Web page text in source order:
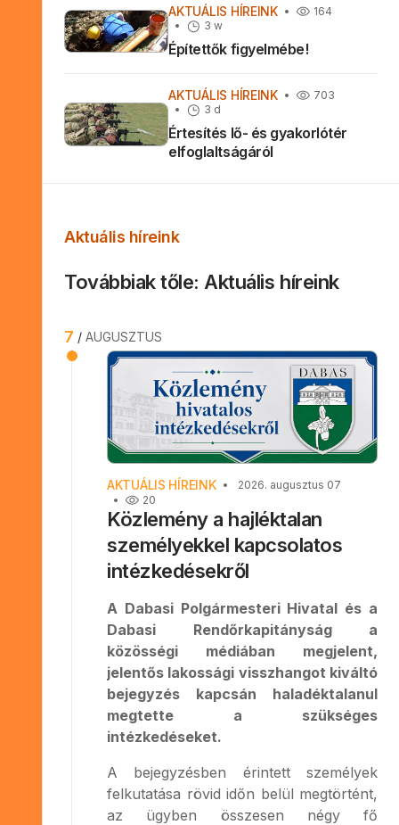
AKTUÁLIS HÍREINK
164
3 w
Építettők figyelmébe!
AKTUÁLIS HÍREINK
703
3 d
Értesítés lő- és gyakorlótér
elfoglaltságáról
Aktuális híreink
Továbbiak tőle: Aktuális híreink
7 AUGUSZTUS
AKTUÁLIS HÍREINK
2026. augusztus 07
20
Közlemény a hajléktalan
személyekkel kapcsolatos
intézkedésekről
A Dabasi Polgármesteri Hivatal és a
Dabasi Rendőrkapitányság a
közösségi médiában megjelent,
jelentős lakossági visszhangot kiváltó
bejegyzés kapcsán haladéktalanul
megtette a szükséges
intézkedéseket.
A bejegyzésben érintett személyek
felkutatása rövid időn belül megtörtént,
az ügyben összesen négy fő